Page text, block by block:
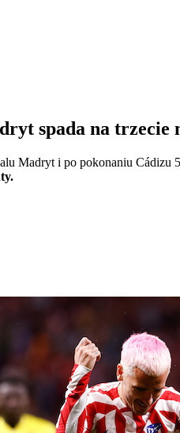
spada na trzecie
Madryt i po pokonaniu Cádizu